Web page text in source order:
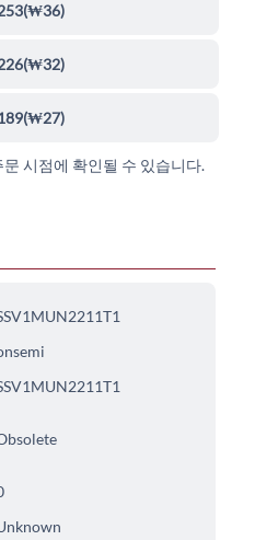
(₩36)
(₩32)
(₩27)
시점에 확인될 수 있습니다.